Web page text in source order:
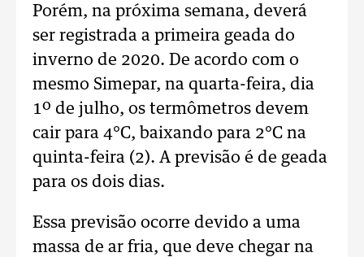
Porém, na próxima semana, deverá
ser registrada a primeira geada do
inverno de 2020. De acordo com o
mesmo Simepar, na quarta-feira, dia
1º de julho, os termômetros devem
cair para 4°C, baixando para 2°C na
quinta-feira (2). A previsão é de geada
para os dois dias.
Essa previsão ocorre devido a uma
massa de ar fria, que deve chegar na